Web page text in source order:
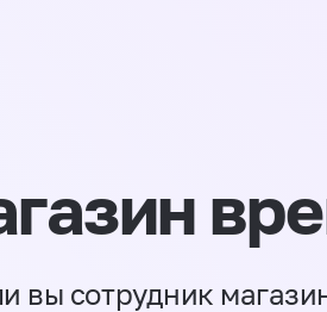
вы сотрудник